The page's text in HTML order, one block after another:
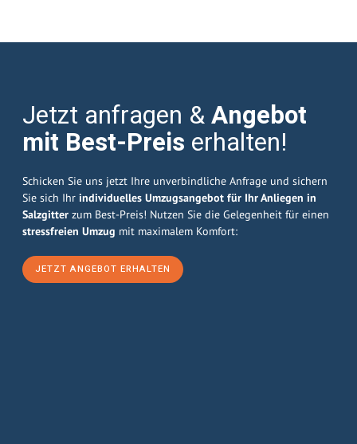
Jetzt anfragen &Angebot
mit Best-Preis erhalten!
Schicken Sie uns jetzt Ihre unverbindliche Anfrage und sichern
Sie sich Ihr individuelles Umzugsangebot für Ihr Anliegen in
Salzgitter zum Best-Preis! Nutzen Sie die Gelegenheit für einen
stressfreien Umzug mit maximalem Komfort:
JETZT ANGEBOT ERHALTEN